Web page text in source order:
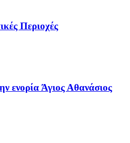
Περιοχές
ενορία Άγιος Αθανάσιος